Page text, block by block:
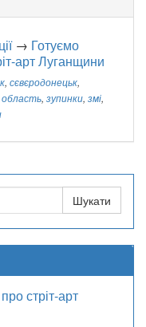
→ Готуємо
арт Луганщини
, сєвєродонецьк,
область, зупинки, змі,
стріт-арт